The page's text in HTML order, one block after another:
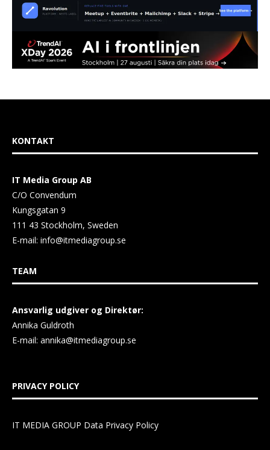
KONTAKT
IT Media Group AB
C/O Convendum
Kungsgatan 9
111 43 Stockholm, Sweden
E-mail: info@itmediagroup.se
TEAM
Ansvarlig udgiver og Direktør:
Annika Guldroth
E-mail: annika@itmediagroup.se
PRIVACY POLICY
IT MEDIA GROUP Data Privacy Policy